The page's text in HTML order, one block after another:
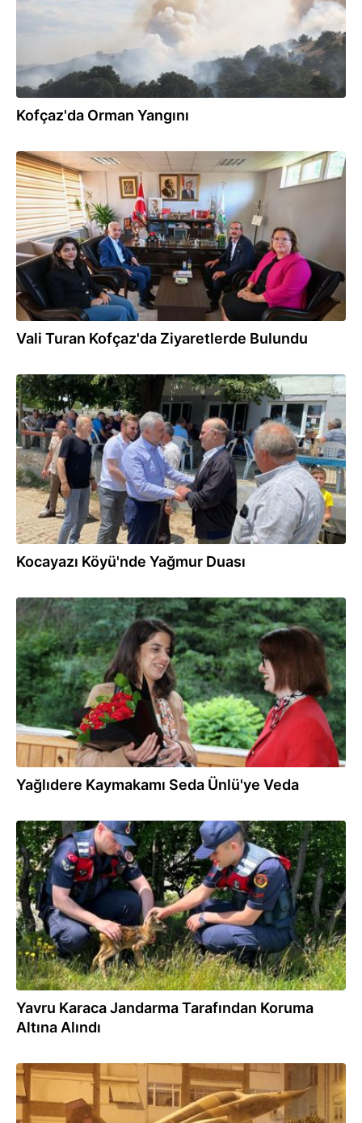
Kofçaz'da Orman Yangını
11.07.2025
Vali Turan Kofçaz'da Ziyaretlerde Bulundu
22.06.2025
Kocayazı Köyü'nde Yağmur Duası
19.06.2025
Yağlıdere Kaymakamı Seda Ünlü'ye Veda
23.05.2025
Yavru Karaca Jandarma Tarafından Koruma
Altına Alındı
19.02.2025